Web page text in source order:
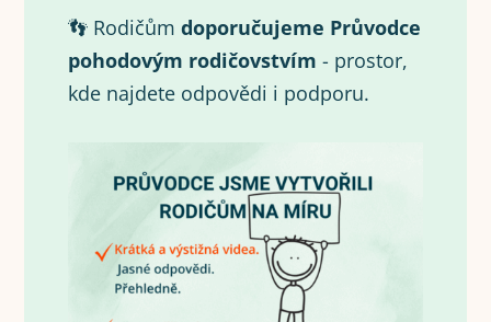
👣 Rodičůmdoporučujeme Průvodce
pohodovým rodičovstvím - prostor,
kde najdete odpovědi i podporu.